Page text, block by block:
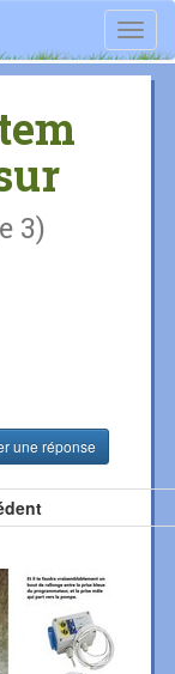
3)
une réponse